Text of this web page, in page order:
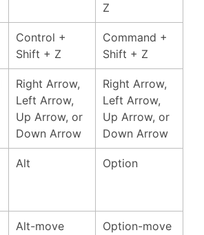
Z
Control +
Shift + Z
Command +
Shift + Z
Right Arrow,
Left Arrow,
Up Arrow, or
Down Arrow
Right Arrow,
Left Arrow,
Up Arrow, or
Down Arrow
Alt Option
Alt-move
Option-move